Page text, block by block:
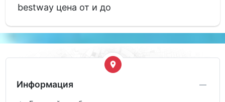
bestway цена от и до
Информация